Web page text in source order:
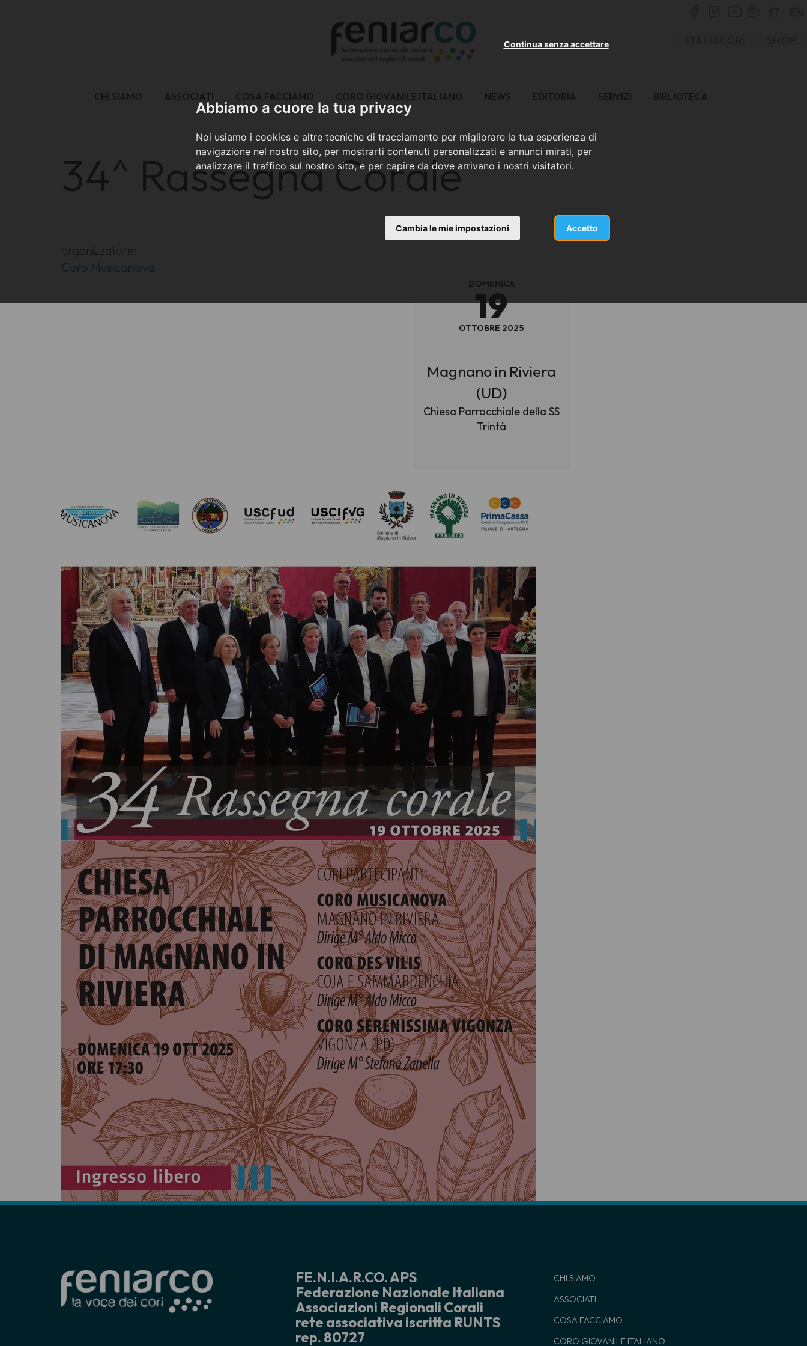
Abbiamo a cuore la tua privacy
Noi usiamo i cookies e altre tecniche di tracciamento per migliorare la tua esperienza di
navigazione nel nostro sito, per mostrarti contenuti personalizzati e annunci mirati, per
analizzare il traffico sul nostro sito, e per capire da dove arrivano i nostri visitatori.
Accetto
Continua senza accettare
Cambia le mie impostazioni
CHI SIAMO ASSOCIATI COSA FACCIAMO CORO GIOVANILE ITALIANO NEWS EDITORIA SERVIZI BIBLIOTECA
34^ Rassegna Corale
organizzatore:
Coro Musicanova
DOMENICA
19
OTTOBRE 2025
Magnano in Riviera
(UD)
Chiesa Parrocchiale della SS
Trintà
FE.N.I.A.R.CO. APS
Federazione Nazionale Italiana
Associazioni Regionali Corali
rete associativa iscritta RUNTS
rep. 80727
CHI SIAMO
ASSOCIATI
COSA FACCIAMO
CORO GIOVANILE ITALIANO